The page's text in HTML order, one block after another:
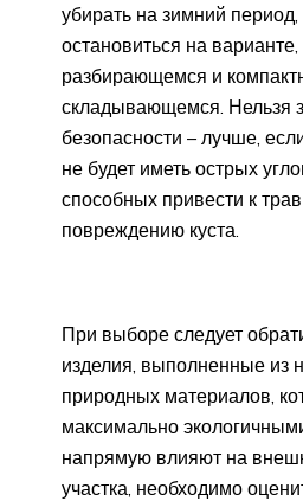
убирать на зимний период,
остановиться на варианте,
разбирающемся и
складывающемся. Нельзя
безопасности – лучше,
не будет иметь острых
способных привести к
повреждению куста.
При выборе следует
изделия, выполненные из
природных материалов,
максимально
напрямую влияют на
участка, необходимо